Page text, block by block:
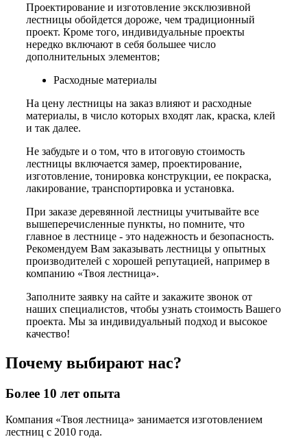
Проектирование и изготовление эксклюзивной
лестницы обойдется дороже, чем традиционный
проект. Кроме того, индивидуальные проекты
нередко включают в себя большее число
дополнительных элементов;
Расходные материалы
На цену лестницы на заказ влияют и расходные
материалы, в число которых входят лак, краска, клей
и так далее.
Не забудьте и о том, что в итоговую стоимость
лестницы включается замер, проектирование,
изготовление, тонировка конструкции, ее покраска,
лакирование, транспортировка и установка.
При заказе деревянной лестницы учитывайте все
вышеперечисленные пункты, но помните, что
главное в лестнице - это надежность и безопасность.
Рекомендуем Вам заказывать лестницы у опытных
производителей с хорошей репутацией, например в
компанию «Твоя лестница».
Заполните заявку на сайте и закажите звонок от
наших специалистов, чтобы узнать стоимость Вашего
проекта. Мы за индивидуальный подход и высокое
качество!
Почему выбирают нас?
Более 10 лет опыта
Компания «Твоя лестница» занимается изготовлением
лестниц с 2010 года.